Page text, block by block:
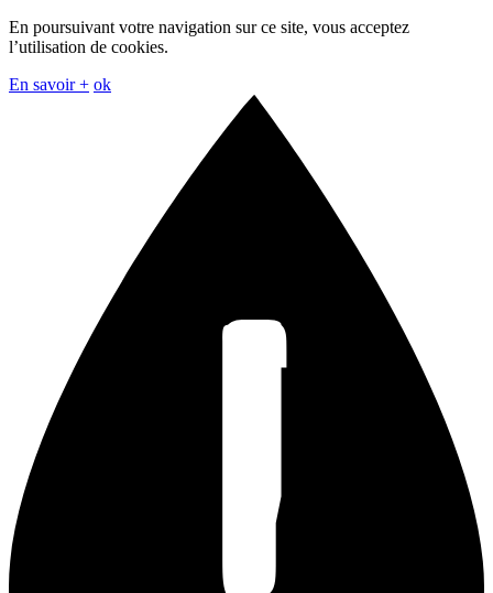
En poursuivant votre navigation sur ce site, vous acceptez
l’utilisation de cookies.
En savoir + ok